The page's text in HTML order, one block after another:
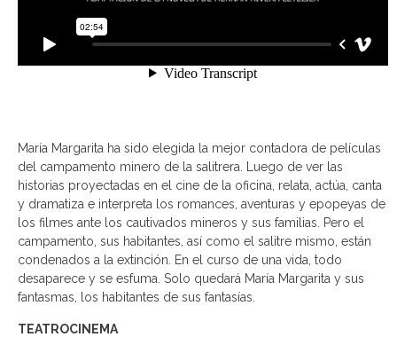
María Margarita ha sido elegida la mejor contadora de películas
del campamento minero de la salitrera. Luego de ver las
historias proyectadas en el cine de la oficina, relata, actúa, canta
y dramatiza e interpreta los romances, aventuras y epopeyas de
los filmes ante los cautivados mineros y sus familias. Pero el
campamento, sus habitantes, así como el salitre mismo, están
condenados a la extinción. En el curso de una vida, todo
desaparece y se esfuma. Solo quedará María Margarita y sus
fantasmas, los habitantes de sus fantasías.
TEATROCINEMA